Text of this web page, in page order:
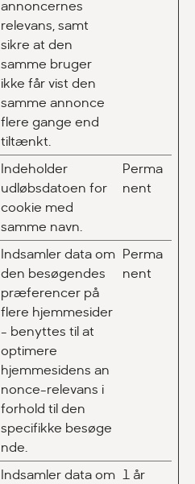
annoncernes
relevans, samt
sikre at den
samme bruger
ikke får vist den
samme annonce
flere gange end
tiltænkt.
Indeholder
udløbsdatoen for
cookie med
samme navn.
Perma
nent
Indsamler data om
den besøgendes
præferencer på
flere hjemmesider
- benyttes til at
optimere
hjemmesidens an
nonce-relevans i
forhold til den
specifikke besøge
nde.
Perma
nent
Indsamler data om 1 år